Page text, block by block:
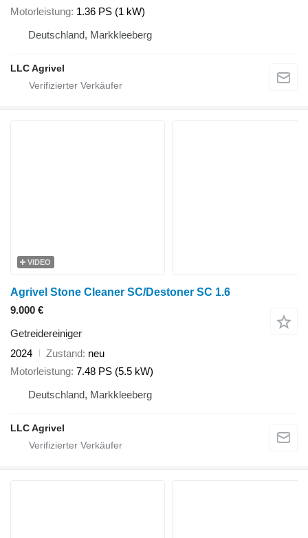
Motorleistung 1.36 PS (1 kW)
Deutschland, Markkleeberg
LLC Agrivel
VIDEO
Agrivel Stone Cleaner SC/Destoner SC 1.6
9.000 €
Getreidereiniger
2024
Zustand neu
Motorleistung 7.48 PS (5.5 kW)
Deutschland, Markkleeberg
LLC Agrivel